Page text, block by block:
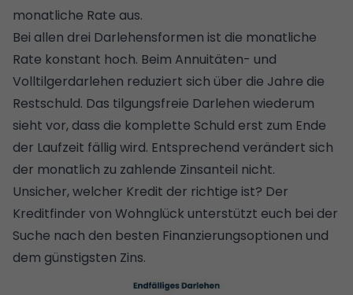
monatliche Rate aus.
Bei allen drei Darlehensformen ist die monatliche
Rate konstant hoch. Beim Annuitäten- und
Volltilgerdarlehen reduziert sich über die Jahre die
Restschuld. Das tilgungsfreie Darlehen wiederum
sieht vor, dass die komplette Schuld erst zum Ende
der Laufzeit fällig wird. Entsprechend verändert sich
der monatlich zu zahlende Zinsanteil nicht.
Unsicher, welcher Kredit der richtige ist? Der
Kreditfinder von Wohnglück unterstützt euch bei der
Suche nach den besten Finanzierungsoptionen und
dem günstigsten Zins.